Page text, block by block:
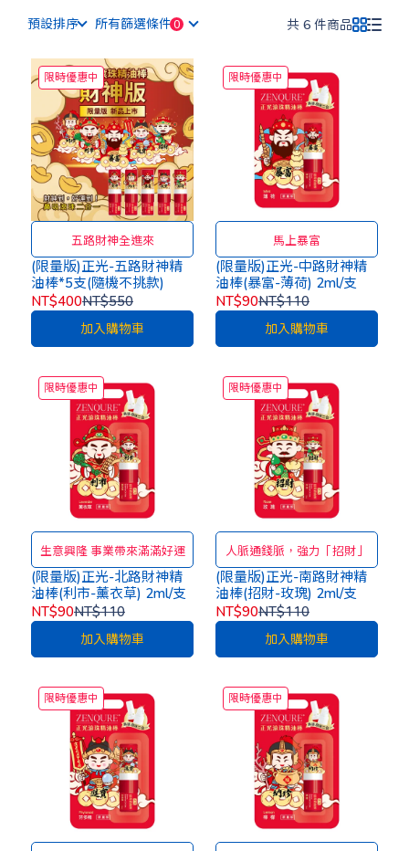
預設排序 所有篩選條件 共 6 件商品
限時優惠中
五路財神全進來
(限量版)正光-五路財神精
油棒*5支(隨機不挑款)
NT$400NT$550
加入購物車
限時優惠中
馬上暴富
(限量版)正光-中路財神精
油棒(暴富-薄荷) 2ml/支
NT$90NT$110
加入購物車
限時優惠中
生意興隆 事業帶來滿滿好運
(限量版)正光-北路財神精
油棒(利市-薰衣草) 2ml/支
NT$90NT$110
加入購物車
限時優惠中
人脈通錢脈，強力「招財」
(限量版)正光-南路財神精
油棒(招財-玫瑰) 2ml/支
NT$90NT$110
加入購物車
限時優惠中 限時優惠中